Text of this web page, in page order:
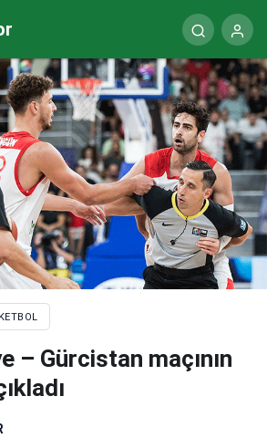
– Gürcistan maçının
12 sayısı yetmedi